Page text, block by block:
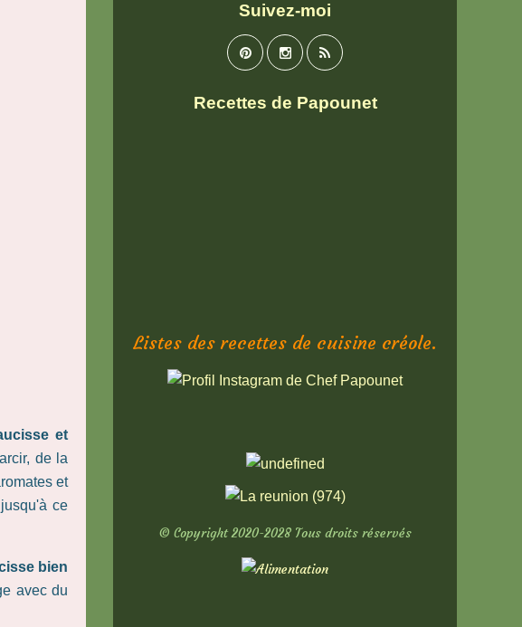
et
de la
et
ce
bien
avec du
Suivez-moi
Recettes de Papounet
Listes des recettes de cuisine créole.
© Copyright 2020-2028 Tous droits réservés